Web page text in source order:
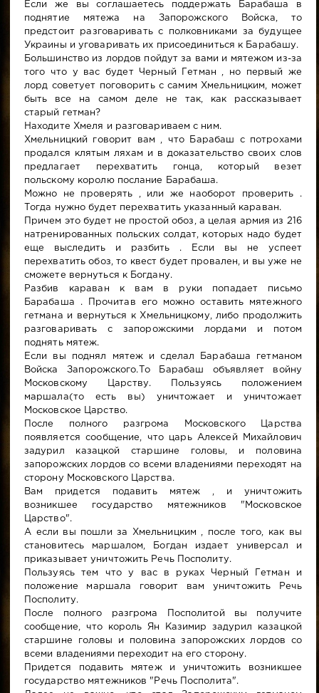
Если же вы соглашаетесь поддержать Барабаша в
поднятие мятежа на Запорожского Войска, то
предстоит разговаривать с полковниками за будущее
Украины и уговаривать их присоединиться к Барабашу.
Большинство из лордов пойдут за вами и мятежом из-за
того что у вас будет Черный Гетман , но первый же
лорд советует поговорить с самим Хмельницким, может
быть все на самом деле не так, как рассказывает
старый гетман?
Находите Хмеля и разговариваем с ним.
Хмельницкий говорит вам , что Барабаш с потрохами
продался клятым ляхам и в доказательство своих слов
предлагает перехватить гонца, который везет
польскому королю послание Барабаша.
Можно не проверять , или же наоборот проверить .
Тогда нужно будет перехватить указанный караван.
Причем это будет не простой обоз, а целая армия из 216
натренированных польских солдат, которых надо будет
еще выследить и разбить . Если вы не успеет
перехватить обоз, то квест будет провален, и вы уже не
сможете вернуться к Богдану.
Разбив караван к вам в руки попадает письмо
Барабаша . Прочитав его можно оставить мятежного
гетмана и вернуться к Хмельницкому, либо продолжить
разговаривать с запорожскими лордами и потом
поднять мятеж.
Если вы поднял мятеж и сделал Барабаша гетманом
Войска Запорожского.То Барабаш объявляет войну
Московскому Царству. Пользуясь положением
маршала(то есть вы) уничтожает и уничтожает
Московское Царство.
После полного разгрома Московского Царства
появляется сообщение, что царь Алексей Михайлович
задурил казацкой старшине головы, и половина
запорожских лордов со всеми владениями переходят на
сторону Московского Царства.
Вам придется подавить мятеж , и уничтожить
возникшее государство мятежников "Московское
Царство".
А если вы пошли за Хмельницким , после того, как вы
становитесь маршалом, Богдан издает универсал и
приказывает уничтожить Речь Посполиту.
Пользуясь тем что у вас в руках Черный Гетман и
положение маршала говорит вам уничтожить Речь
Посполиту.
После полного разгрома Посполитой вы получите
сообщение, что король Ян Казимир задурил казацкой
старшине головы и половина запорожских лордов со
всеми владениями переходит на его сторону.
Придется подавить мятеж и уничтожить возникшее
государство мятежников "Речь Посполита".